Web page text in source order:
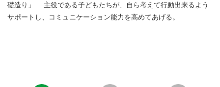
礎造り」 主役である子どもたちが、自ら考えて行動出来るよう
サポートし、コミュニケーション能力を高めてあげる。